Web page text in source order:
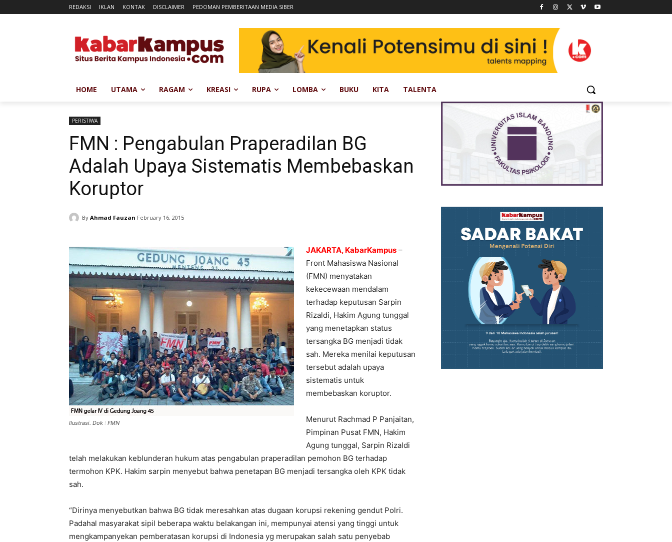
REDAKSI IKLAN KONTAK DISCLAIMER PEDOMAN PEMBERITAAN MEDIA SIBER
HOME UTAMA RAGAM KREASI RUPA LOMBA BUKU KITA TALENTA
PERISTIWA
FMN : Pengabulan Praperadilan BG
Adalah Upaya Sistematis Membebaskan
Koruptor
By Ahmad Fauzan February 16, 2015
Ilustrasi. Dok : FMN
JAKARTA, KabarKampus –
Front Mahasiswa Nasional
(FMN) menyatakan
kekecewaan mendalam
terhadap keputusan Sarpin
Rizaldi, Hakim Agung tunggal
yang menetapkan status
tersangka BG menjadi tidak
sah. Mereka menilai keputusan
tersebut adalah upaya
sistematis untuk
membebaskan koruptor.
Menurut Rachmad P Panjaitan,
Pimpinan Pusat FMN, Hakim
Agung tunggal, Sarpin Rizaldi
telah melakukan keblunderan hukum atas pengabulan praperadilan pemohon BG terhadap
termohon KPK. Hakim sarpin menyebut bahwa penetapan BG menjadi tersangka oleh KPK tidak
sah.
“Dirinya menyebutkan bahwa BG tidak meresahkan atas dugaan korupsi rekening gendut Polri.
Padahal masyarakat sipil beberapa waktu belakangan ini, mempunyai atensi yang tinggi untuk
mengkampanyekan pemberatasan korupsi di Indonesia yg merupakan salah satu penyebab